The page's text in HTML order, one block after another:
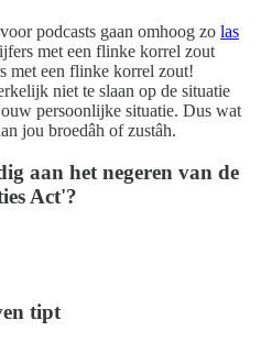
podcasts gaan omhoog zo las
met een flinke korrel zout
met een flinke korrel zout!
niet te slaan op de situatie
persoonlijke situatie. Dus wat
jou broedâh of zustâh.
aan het negeren van de
Act'?
tipt